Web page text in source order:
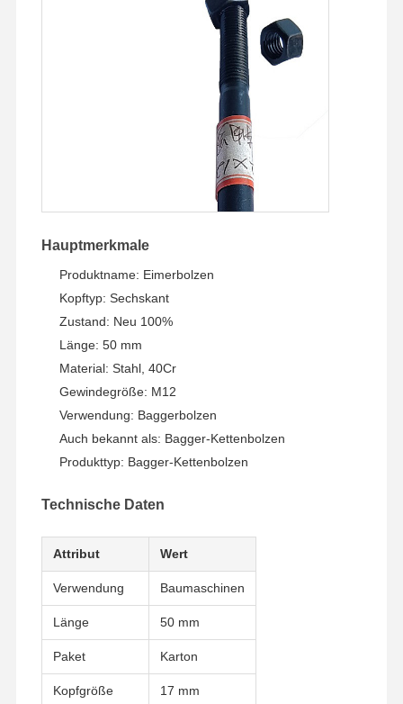
Heim Produkte
Hauptmerkmale
Produktname: Eimerbolzen
Kopftyp: Sechskant
Zustand: Neu 100%
Länge: 50 mm
Material: Stahl, 40Cr
Gewindegröße: M12
Verwendung: Baggerbolzen
Auch bekannt als: Bagger-Kettenbolzen
Produkttyp: Bagger-Kettenbolzen
Technische Daten
Attribut Wert
Verwendung Baumaschinen
Länge 50 mm
Paket Karton
Kopfgröße 17 mm